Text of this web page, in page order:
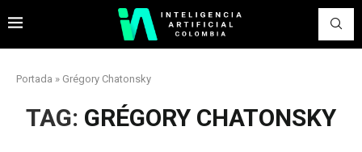
Portada » Grégory Chatonsky
TAG: GRÉGORY CHATONSKY